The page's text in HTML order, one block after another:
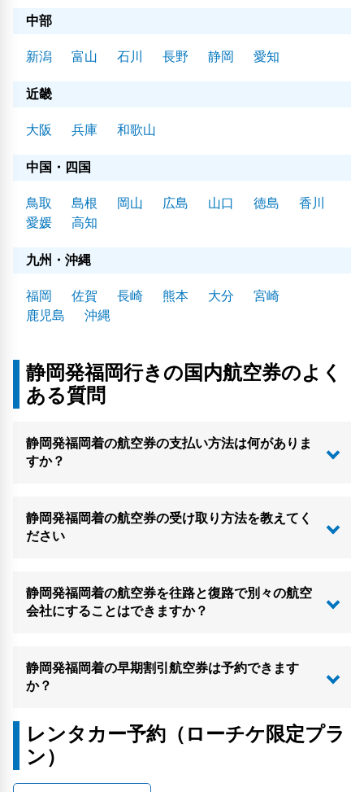
中部
新潟 富山 石川 長野 静岡 愛知
近畿
大阪 兵庫 和歌山
中国・四国
鳥取 島根 岡山 広島 山口 徳島
香川
愛媛
高知
九州・沖縄
福岡 佐賀 長崎 熊本 大分
宮崎
鹿児島
沖縄
静岡発福岡行きの国内航空券のよく
ある質問
静岡発福岡着の航空券の支払い方法は何がありま
すか？
静岡発福岡着の航空券の受け取り方法を教えてく
ださい
静岡発福岡着の航空券を往路と復路で別々の航空
会社にすることはできますか？
静岡発福岡着の早期割引航空券は予約できます
か？
レンタカー予約（ローチケ限定プラ
ン）